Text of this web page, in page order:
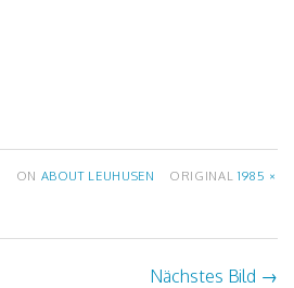
ON ABOUT LEUHUSEN ORIGINAL 1985 ×
Nächstes Bild →